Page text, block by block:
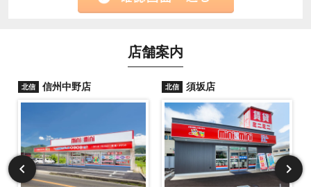
店舗案内
北信 信州中野店 北信 須坂店